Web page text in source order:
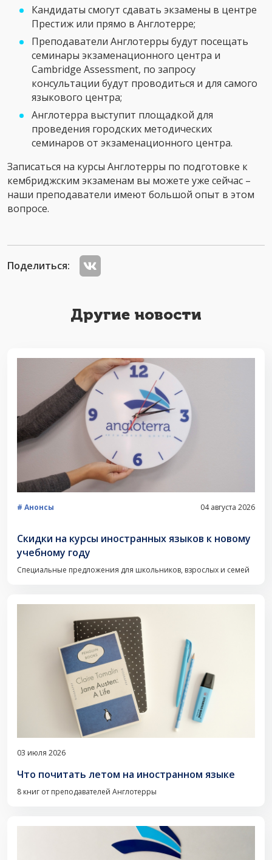
Кандидаты смогут сдавать экзамены в центре
Престиж или прямо в Англотерре;
Преподаватели Англотерры будут посещать
семинары экзаменационного центра и
Cambridge Assessment, по запросу
консультации будут проводиться и для самого
языкового центра;
Англотерра выступит площадкой для
проведения городских методических
семинаров от экзаменационного центра.
Записаться на курсы Англотерры по подготовке к
кембриджским экзаменам вы можете уже сейчас –
наши преподаватели имеют большой опыт в этом
вопросе.
Поделиться:
Другие новости
Анонсы 04 августа 2026
Скидки на курсы иностранных языков к новому
учебному году
Специальные предложения для школьников, взрослых и семей
03 июля 2026
Что почитать летом на иностранном языке
8 книг от преподавателей Англотерры